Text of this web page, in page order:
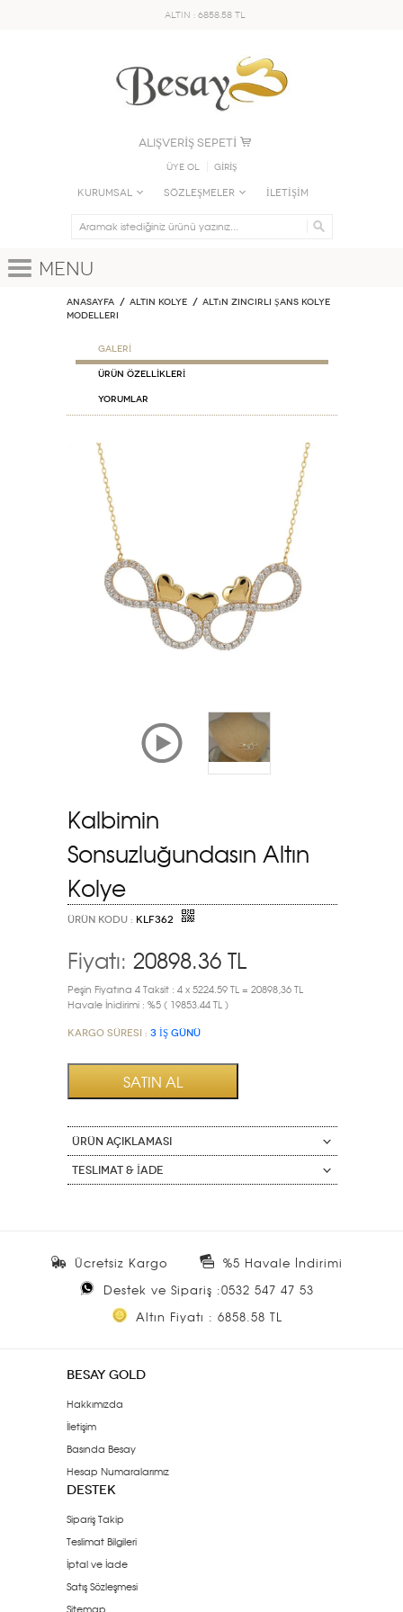
ALTIN : 6858.58 TL
ALIŞVERİŞ SEPETİ
Üye Ol GİRİŞ
KURUMSAL SÖZLEŞMELER İLETİŞİM
Menu
Anasayfa ALTIN KOLYE
Altın Zincirli Şans Kolye
Modelleri
GALERİ
ÜRÜN ÖZELLİKLERİ
Yorumlar
Kalbimin
Sonsuzluğundasın Altın
Kolye
ÜRÜN KODU : KLF362
Fiyatı: 20898.36 TL
Peşin Fiyatına 4 Taksit : 4 x 5224.59 TL = 20898,36 TL
Havale İnidirimi : %5 ( 19853.44 TL )
Kargo Süresi : 3 İŞ GÜNÜ
ÜRÜN AÇIKLAMASI
Teslimat & İade
Ücretsiz Kargo
%5 Havale İndirimi
Destek ve Sipariş :0532 547 47 53
Altın Fiyatı : 6858.58 TL
BESAY GOLD
Hakkımızda
İletişim
Basında Besay
Hesap Numaralarımız
DESTEK
Sipariş Takip
Teslimat Bilgileri
İptal ve İade
Satış Sözleşmesi
Sitemap